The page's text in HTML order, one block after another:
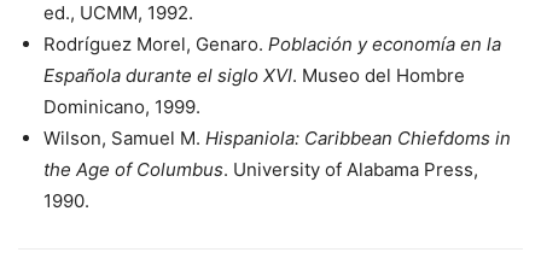
ed., UCMM, 1992.
Rodríguez Morel, Genaro. Población y economía en la
Española durante el siglo XVI. Museo del Hombre
Dominicano, 1999.
Wilson, Samuel M. Hispaniola: Caribbean Chiefdoms in
the Age of Columbus. University of Alabama Press,
1990.